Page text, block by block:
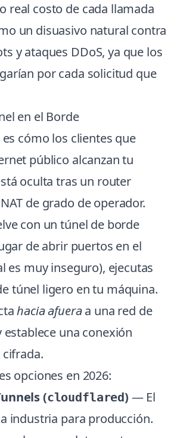
real costo de cada llamada
un disuasivo natural contra
y ataques DDoS, ya que los
por cada solicitud que
en el Borde
es cómo los clientes que
público alcanzan tu
oculta tras un router
de grado de operador.
con un túnel de borde
de abrir puertos en el
es muy inseguro), ejecutas
túnel ligero en tu máquina.
hacia afueraa una red de
establece una conexión
opciones en 2026:
(cloudflared) — El
industria para producción.